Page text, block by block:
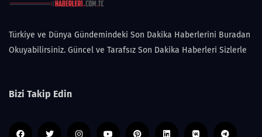
Türkiye ve Dünya Gündemindeki Son Dakika Haberlerini Buradan
Okuyabilirsiniz. Güncel ve Tarafsız Son Dakika Haberleri Sizlerle
Bizi Takip Edin